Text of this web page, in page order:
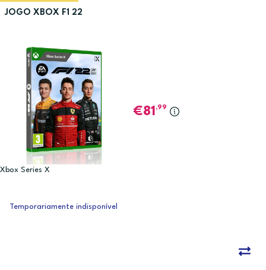
JOGO XBOX F1 22
Xbox Series X
81 ,99
Temporariamente indisponível